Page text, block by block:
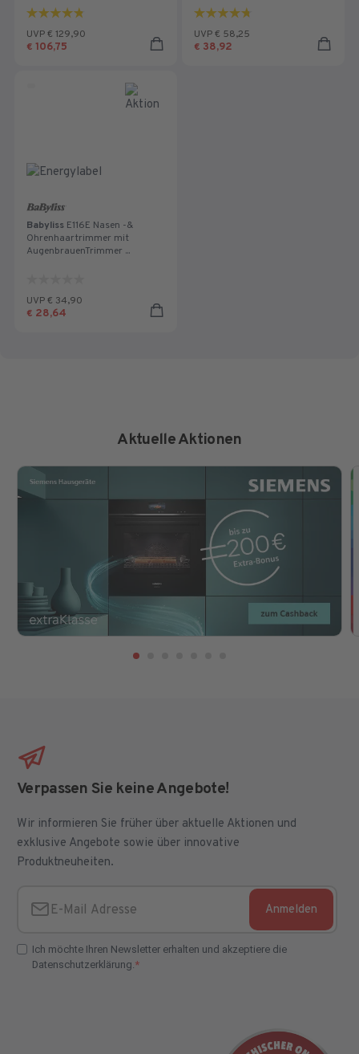
4.8
Sternen.
€ 106,75
UVP € 129,90
4.8
Sternen.
€ 38,92
UVP € 58,25
BabylissE116E Nasen -&
Ohrenhaartrimmer mit
AugenbrauenTrimmer ...
Sternen.
€ 28,64
UVP € 34,90
Aktuelle Aktionen
Verpassen Sie keine Angebote!
Wir informieren Sie früher über aktuelle Aktionen und
exklusive Angebote sowie über innovative
Produktneuheiten.
Ich möchte Ihren Newsletter erhalten und akzeptiere die
Datenschutzerklärung.
Anmelden